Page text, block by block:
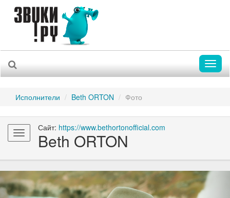
Исполнители Beth ORTON Фото
Toggle
navigation
Сайт: https://www.bethortonofficial.com
Beth ORTON
Previous